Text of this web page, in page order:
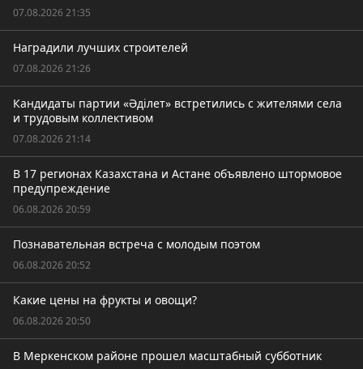
07.08.2026 21:35
Наградили лучших строителей
07.08.2026 21:26
Кандидаты партии «Әділет» встретились с жителями села
и трудовым коллективом
07.08.2026 21:14
В 17 регионах Казахстана и Астане объявлено штормовое
предупреждение
06.08.2026 20:59
Познавательная встреча с молодым поэтом
06.08.2026 20:52
Какие цены на фрукты и овощи?
06.08.2026 20:50
В Меркенском районе прошел масштабный субботник